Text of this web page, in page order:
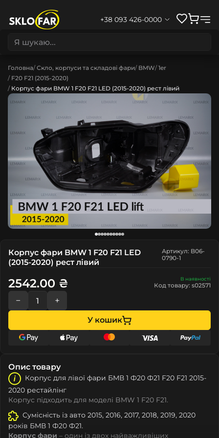
+38 093 426-0000
Головна Скло, корпуси та складові фари BMW 1er
F20 F21 (2015-2020)
Корпус фари BMW 1 F20 F21 LED (2015-2020) рест лівий
Корпус фари BMW 1 F20 F21 LED
(2015-2020) рест лівий
Артикул: B06-
0790-1
В наявності
Код товару: s02571
2542.00 ₴
− +
У кошик
Опис товару
Корпус для лівої фари БМВ 1 Ф20 Ф21 F20 F21 2015-
2020 рестайлінг
Корпус підходить для моделі BMW 1 F20 F21.
Сумісність із авто 2015, 2016, 2017, 2018, 2019, 2020
років БМВ 1 Ф20 Ф21.
Корпус фари – один із двох найважливіших